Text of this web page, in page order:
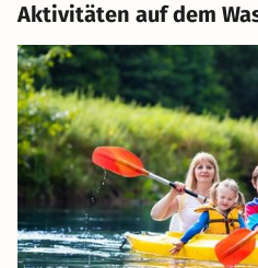
Aktivitäten auf dem